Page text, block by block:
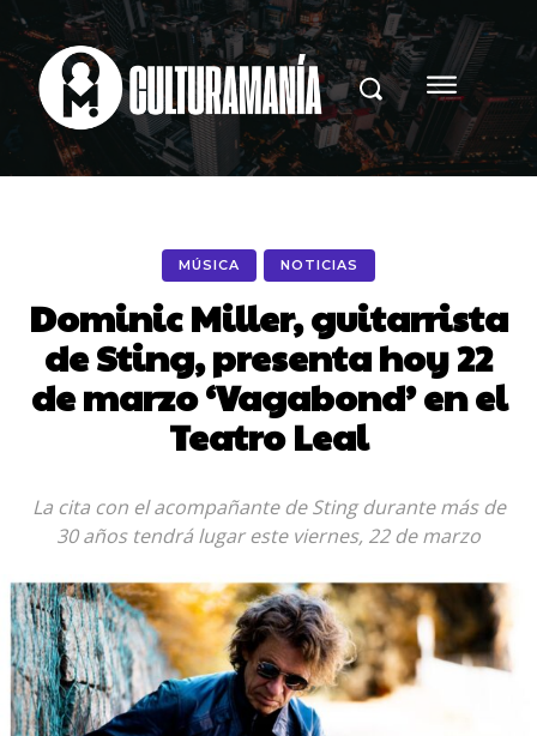
MÚSICA NOTICIAS
Dominic Miller, guitarrista
de Sting, presenta hoy 22
de marzo ‘Vagabond’ en el
Teatro Leal
La cita con el acompañante de Sting durante más de
30 años tendrá lugar este viernes, 22 de marzo